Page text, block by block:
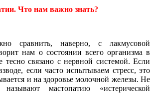
Что нам важно знать?
сравнить, наверно, с лакмусовой
нам о состоянии всего организма в
тесно связано с нервной системой. Если
если часто испытываем стресс, это
и на здоровье молочной железы. Не
мастопатию «истерической